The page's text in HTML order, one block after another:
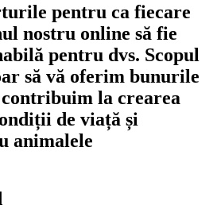
pentru ca fiecare
nostru online să fie
pentru dvs. Scopul
să vă oferim bunurile
contribuim la crearea
de viață și
animalele